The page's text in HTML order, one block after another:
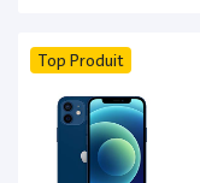
Top Produit